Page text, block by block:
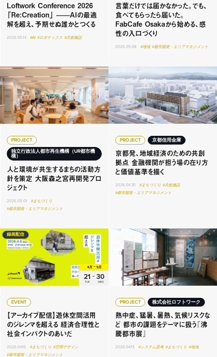
Loftwork Conference 2026
「Re:Creation」 ——AIの最適
解を超え、予期せぬ誰かとつくる
2026.05.14 #AI #ロボティクス #共創施設
言葉だけでは届かなかった。でも、
食べてもらったら届いた。
FabCafe Osakaから始める、感
性の入口づくり
2026.05.08 #地域 #都市開発・エリアマネジメント
PROJECT
独立行政法人都市再生機構（UR都市機
構）
人と環境が共生するまちの活動方
針を策定 大阪森之宮再開発プロ
ジェクト
2026.05.01
#まちづくり
#都市開発・エリアマネジメント
PROJECT 京都信用金庫
京都発、地域経済のための共創
拠点 金融機関が担う場の在り方
と価値基準を描く
2026.04.30 #まちづくり #共創施設
#都市開発・エリアマネジメント
4月 9月
21
TUE
- 30
WED
録画配信
EVENT
【アーカイブ配信】遊休空間活用
のジレンマを超える 経済合理性と
社会インパクトのあいだ
2026.04.16 #まちづくり #空間デザイン
#都市開発・エリアマネジメント
PROJECT 株式会社ロフトワーク
熱中症、猛暑、暑熱、気候リスクな
ど 都市の課題をテーマに扱う『沸
騰都市展』
2026.04.15 #システム思考 #まちづくり #地域